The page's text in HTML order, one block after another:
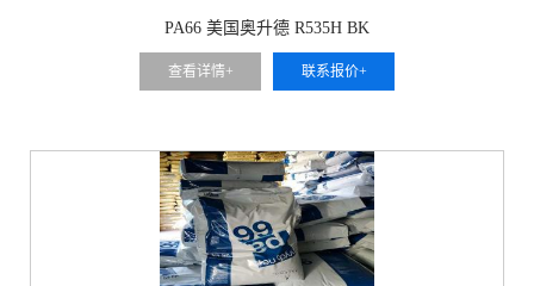
PA66 美国奥升德 R535H BK
查看详情+ 联系报价+